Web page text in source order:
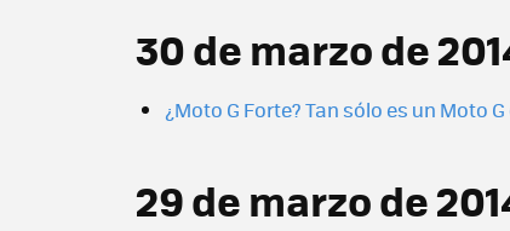
30 de marzo de
¿Moto G Forte? Tan sólo es un Moto
29 de marzo de